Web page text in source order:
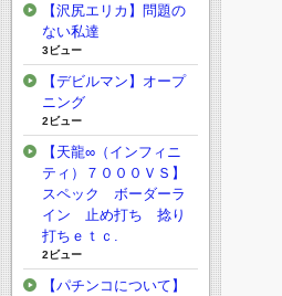
【沢尻エリカ】問題の
ない私達
3ビュー
【デビルマン】オープ
ニング
2ビュー
【天龍∞（インフィニ
ティ）７０００ＶＳ】
スペック ボーダーラ
イン 止め打ち 捻り
打ちｅｔｃ.
2ビュー
【パチンコについて】